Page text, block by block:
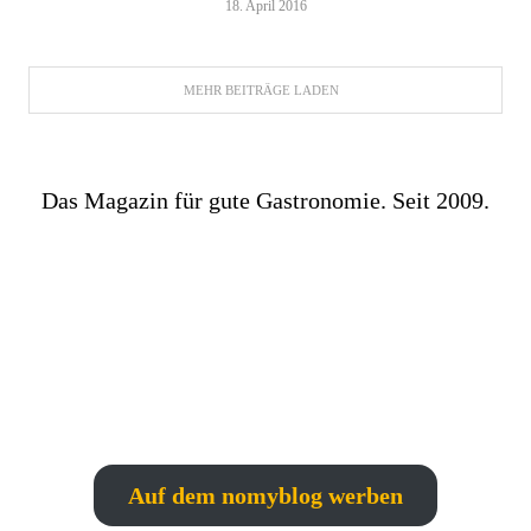
18. April 2016
MEHR BEITRÄGE LADEN
Das Magazin für gute Gastronomie. Seit 2009.
Auf dem nomyblog werben